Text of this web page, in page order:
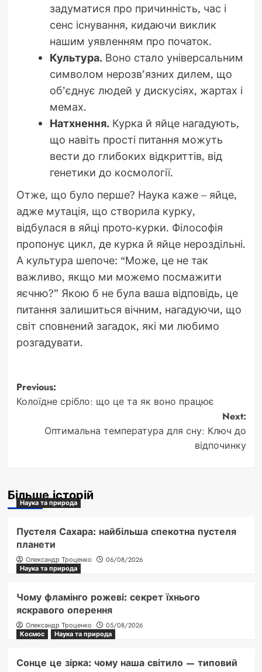
задуматися про причинність, час і
сенс існування, кидаючи виклик
нашим уявленням про початок.
Культура. Воно стало універсальним
символом нерозв’язних дилем, що
об’єднує людей у дискусіях, жартах і
мемах.
Натхнення. Курка й яйце нагадують,
що навіть прості питання можуть
вести до глибоких відкриттів, від
генетики до космології.
Отже, що було перше? Наука каже – яйце,
адже мутація, що створила курку,
відбулася в яйці прото-курки. Філософія
пропонує цикл, де курка й яйце нероздільні.
А культура шепоче: “Може, це не так
важливо, якщо ми можемо посмажити
яєчню?” Якою б не була ваша відповідь, це
питання залишиться вічним, нагадуючи, що
світ сповнений загадок, які ми любимо
розгадувати.
Post
navigation
Previous:
Колоїдне срібло: що це та як воно працює
Next:
Оптимальна температура для сну: Ключ до
відпочинку
Більше історій
Наука та природа
Пустеля Сахара: найбільша спекотна пустеля
планети
Олександр Троценко
06/08/2026
Наука та природа
Чому фламінго рожеві: секрет їхнього
яскравого оперення
Олександр Троценко
05/08/2026
Космос
Наука та природа
Сонце це зірка: чому наша світило — типовий